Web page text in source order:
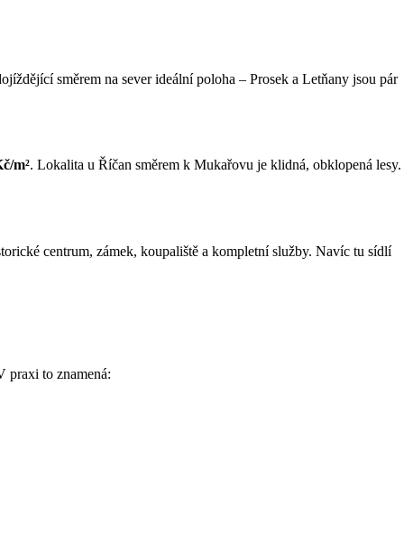
směrem na sever ideální poloha – Prosek a Letňany jsou pár
m². Lokalita u Říčan směrem k Mukařovu je klidná, obklopená lesy.
centrum, zámek, koupaliště a kompletní služby. Navíc tu sídlí
praxi to znamená: